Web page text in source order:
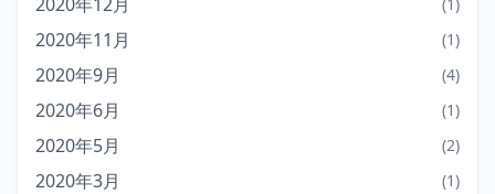
2020年11月 (1)
2020年9月 (4)
2020年6月 (1)
2020年5月 (2)
2020年3月 (1)